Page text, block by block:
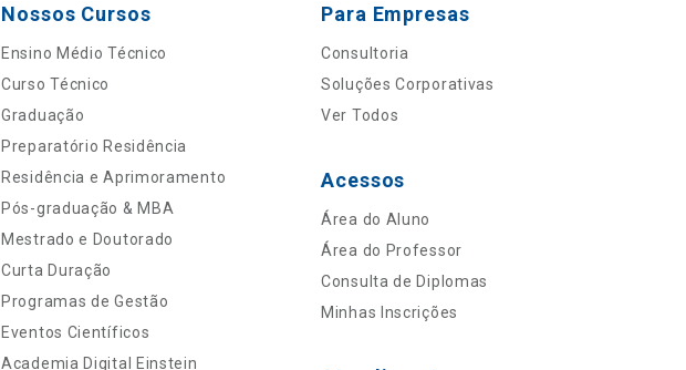
Nossos Cursos
Ensino Médio Técnico
Curso Técnico
Graduação
Preparatório Residência
Residência e Aprimoramento
Pós-graduação & MBA
Mestrado e Doutorado
Curta Duração
Programas de Gestão
Eventos Científicos
Academia Digital Einstein
Para Empresas
Consultoria
Soluções Corporativas
Ver Todos
Acessos
Área do Aluno
Área do Professor
Consulta de Diplomas
Minhas Inscrições